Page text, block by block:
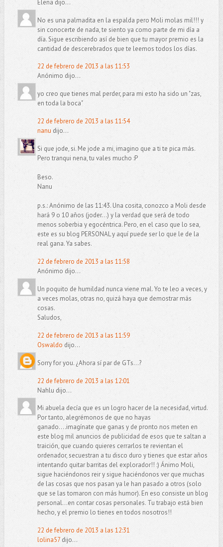
Elena dijo...
No es una palmadita en la espalda pero Moli molas mil!!! y
sin conocerte de nada, te siento ya como parte de mi día a
día. Sigue escribiendo así de bien que tu mayor premio es la
cantidad de descerebrados que te leemos todos los días.
22 de febrero de 2013 a las 11:53
Anónimo dijo...
yo creo que tienes mal perder, para mi esto ha sido un "zas,
en toda la boca"
22 de febrero de 2013 a las 11:54
nanu dijo...
Si que jode, si. Me jode a mi, imagino que a ti te pica más.
Pero tranqui nena, tu vales mucho :P
Beso.
Nanu
p.s.: Anónimo de las 11:43. Una cosita, conozco a Moli desde
hará 9 o 10 años (joder...) y la verdad que será de todo
menos soberbia y egocéntrica. Pero, en el caso que lo sea,
este es su blog PERSONAL y aquí puede ser lo que le de la
real gana. Ya sabes.
22 de febrero de 2013 a las 11:58
Anónimo dijo...
Un poquito de humildad nunca viene mal. Yo te leo a veces, y
a veces molas, otras no, quizá haya que demostrar más
cosas.
Saludos,
22 de febrero de 2013 a las 11:59
Oswaldo dijo...
Sorry for you. ¿Ahora sí par de GTs...?
22 de febrero de 2013 a las 12:01
Nahlu dijo...
Mi abuela decía que es un logro hacer de la necesidad, virtud.
Por tanto, alegrémonos de que no hayas
ganado....imagínate que ganas y de pronto nos meten en
este blog mil anuncios de publicidad de esos que te saltan a
traición, que cuando quieres cerrarlos te revientan el
ordenador, secuestran a tu disco duro y tienes que estar años
intentando quitar barritas del explorador!! :) Ánimo Moli,
sigue haciéndonos reir y sigue haciéndonos ver que muchas
de las cosas que nos pasan ya le han pasado a otros (solo
que se las tomaron con más humor). En eso consiste un blog
personal...en contar cosas personales. Tu trabajo está bien
hecho, y el premio lo tienes en todos nosotros!!
22 de febrero de 2013 a las 12:31
lolina57dijo...